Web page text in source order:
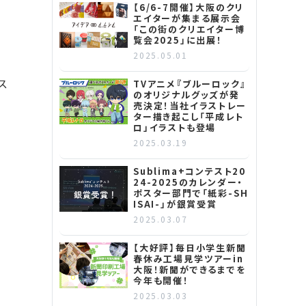
【6/6-7開催】大阪のクリ
エイターが集まる展示会
「この街のクリエイター博
覧会2025」に出展！
2025.05.01
TVアニメ『ブルーロック』
のオリジナルグッズが発
売決定！当社イラストレー
ター描き起こし「平成レト
ロ」イラストも登場
2025.03.19
Sublima+コンテスト20
24-2025のカレンダー・
ポスター部門で「紙彩-SH
ISAI-」が銀賞受賞
2025.03.07
【大好評】毎日小学生新聞
春休み工場見学ツアーin
大阪！新聞ができるまでを
今年も開催！
2025.03.03